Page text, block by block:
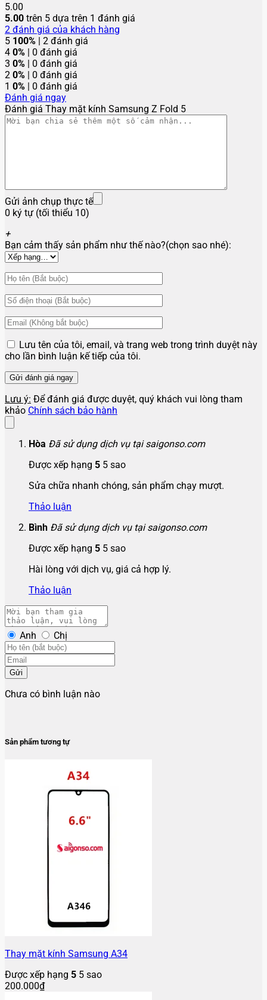
5.00
5.00 trên 5 dựa trên 1 đánh giá
2 đánh giá của khách hàng
5 100% | 2 đánh giá
4 0% | 0 đánh giá
3 0% | 0 đánh giá
2 0% | 0 đánh giá
1 0% | 0 đánh giá
Đánh giá ngay
Đánh giá Thay mặt kính Samsung Z Fold 5
Gửi ảnh chụp thực tế
0 ký tự (tối thiểu 10)
+
Bạn cảm thấy sản phẩm như thế nào?(chọn sao nhé):
Lưu tên của tôi, email, và trang web trong trình duyệt này
cho lần bình luận kế tiếp của tôi.
Lưu ý: Để đánh giá được duyệt, quý khách vui lòng tham
khảo Chính sách bảo hành
Hòa Đã sử dụng dịch vụ tại saigonso.com
Được xếp hạng 5 5 sao
Sửa chữa nhanh chóng, sản phẩm chạy mượt.
Thảo luận
Bình Đã sử dụng dịch vụ tại saigonso.com
Được xếp hạng 5 5 sao
Hài lòng với dịch vụ, giá cả hợp lý.
Thảo luận
Anh Chị
Gửi
Chưa có bình luận nào
Sản phẩm tương tự
Thay mặt kính Samsung A34
Được xếp hạng 5 5 sao
200.000₫